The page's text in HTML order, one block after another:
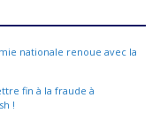
nationale renoue avec la
fin à la fraude à
!